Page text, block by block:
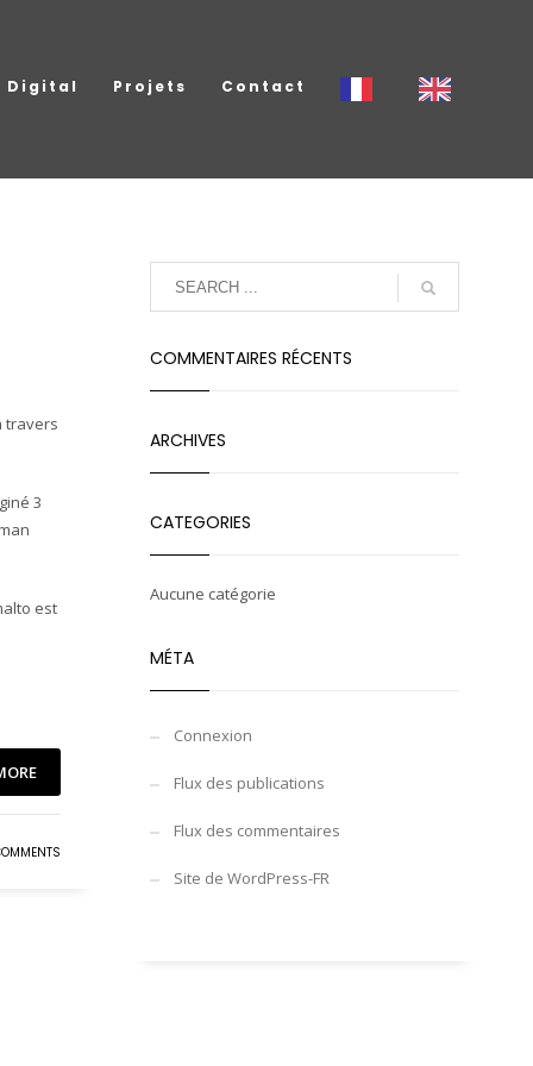
Digital Projets Contact
travers
3
est
COMMENTAIRES RÉCENTS
ARCHIVES
CATEGORIES
Aucune catégorie
MÉTA
Connexion
Flux des publications
Flux des commentaires
Site de WordPress-FR